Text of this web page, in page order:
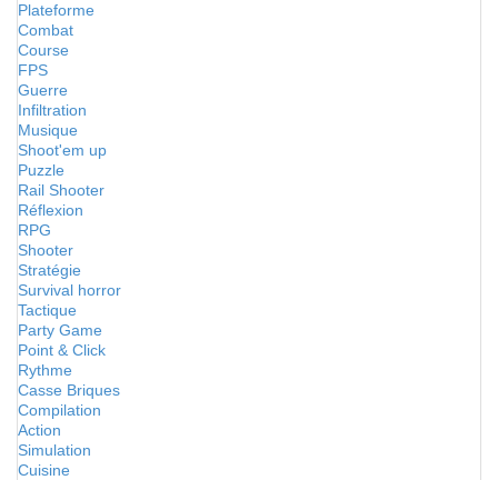
Plateforme
Combat
Course
FPS
Guerre
Infiltration
Musique
Shoot'em up
Puzzle
Rail Shooter
Réflexion
RPG
Shooter
Stratégie
Survival horror
Tactique
Party Game
Point & Click
Rythme
Casse Briques
Compilation
Action
Simulation
Cuisine